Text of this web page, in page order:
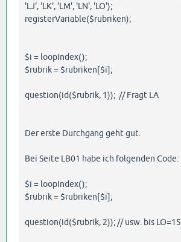
'LJ', 'LK', 'LM', 'LN', 'LO');
registerVariable($rubriken);
$i = loopIndex();
$rubrik = $rubriken[$i];
question(id($rubrik, 1)); // Fragt LA
Der erste Durchgang geht gut.
Bei Seite LB01 habe ich folgenden Code:
$i = loopIndex();
$rubrik = $rubriken[$i];
question(id($rubrik, 2)); // usw. bis LO=15